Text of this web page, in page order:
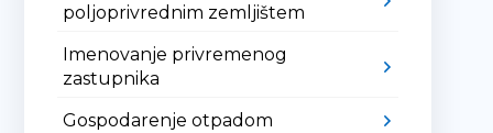
poljoprivrednim zemljištem
Imenovanje privremenog
zastupnika
Gospodarenje otpadom